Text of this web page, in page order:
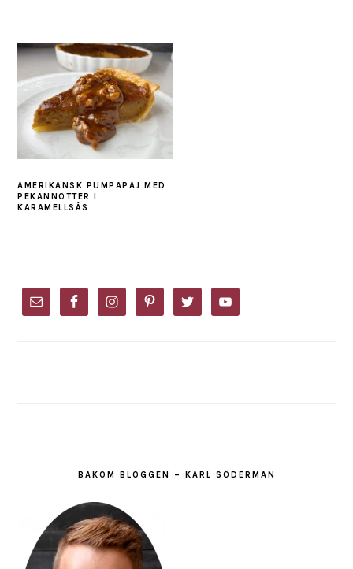
AMERIKANSK PUMPAPAJ MED
PEKANNÖTTER I
KARAMELLSÅS
SIDEBAR
BAKOM BLOGGEN – KARL SÖDERMAN